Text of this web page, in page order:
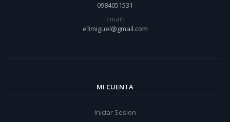
0984051531
Email:
e3miguel@gmail.com
MI CUENTA
Iniciar Sesion